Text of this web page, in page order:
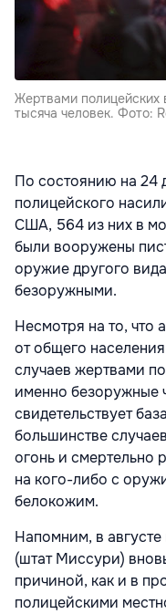
Жертвами полицейских
тысяча человек. Фото:
По состоянию на 24
полицейского
США, 564 из них в
были вооружены
оружие другого
безоружными.
Несмотря на то, что
от общего
случаев жертвами
именно безоружные
свидетельствует
большинстве
огонь и смертельно
на кого-либо с
белокожим.
Напомним, в
(штат Миссури)
причиной, как и в
полицейскими